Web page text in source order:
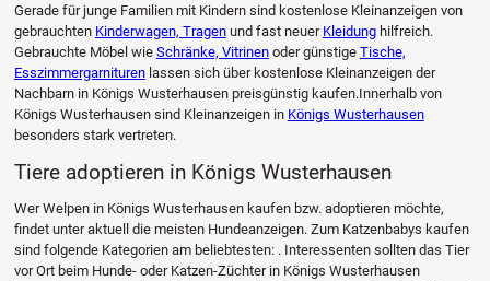
Gerade für junge Familien mit Kindern sind kostenlose Kleinanzeigen von
gebrauchten Kinderwagen, Tragenund fast neuer Kleidunghilfreich.
Gebrauchte Möbel wie Schränke, Vitrinenoder günstige Tische,
Esszimmergarniturenlassen sich über kostenlose Kleinanzeigen der
Nachbarn in Königs Wusterhausen preisgünstig kaufen.Innerhalb von
Königs Wusterhausen sind Kleinanzeigen in Königs Wusterhausen
besonders stark vertreten.
Tiere adoptieren in Königs Wusterhausen
Wer Welpen in Königs Wusterhausen kaufen bzw. adoptieren möchte,
findet unter aktuell die meisten Hundeanzeigen. Zum Katzenbabys kaufen
sind folgende Kategorien am beliebtesten: . Interessenten sollten das Tier
vor Ort beim Hunde- oder Katzen-Züchter in Königs Wusterhausen